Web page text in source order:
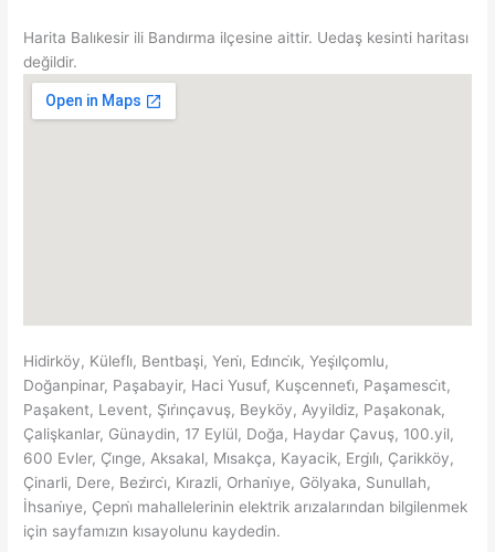
Harita Balıkesir ili Bandırma ilçesine aittir. Uedaş kesinti haritası
değildir.
Hidirköy, Külefli̇, Bentbaşi, Yeni̇, Edi̇nci̇k, Yeşi̇lçomlu,
Doğanpinar, Paşabayir, Haci Yusuf, Kuşcenneti̇, Paşamesci̇t,
Paşakent, Levent, Şi̇ri̇nçavuş, Beyköy, Ayyildiz, Paşakonak,
Çalişkanlar, Günaydin, 17 Eylül, Doğa, Haydar Çavuş, 100.yil,
600 Evler, Çi̇nge, Aksakal, Mi̇sakça, Kayacik, Ergi̇li̇, Çarikköy,
Çinarli, Dere, Bezi̇rci̇, Ki̇razli, Orhani̇ye, Gölyaka, Sunullah,
İhsani̇ye, Çepni̇ mahallelerinin elektrik arızalarından bilgilenmek
için sayfamızın kısayolunu kaydedin.